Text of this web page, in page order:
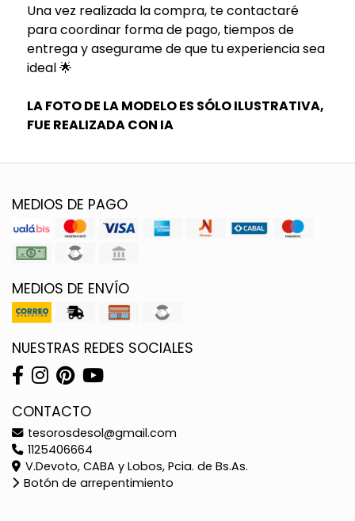
Una vez realizada la compra, te contactaré
para coordinar forma de pago, tiempos de
entrega y asegurame de que tu experiencia sea
ideal 🌟
LA FOTO DE LA MODELO ES SÓLO ILUSTRATIVA,
FUE REALIZADA CON IA
MEDIOS DE PAGO
MEDIOS DE ENVÍO
NUESTRAS REDES SOCIALES
CONTACTO
tesorosdesol@gmail.com
1125406664
V.Devoto, CABA y Lobos, Pcia. de Bs.As.
Botón de arrepentimiento